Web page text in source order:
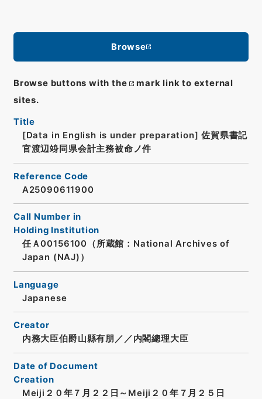
Browse
Browse buttons with the
mark link to external
sites.
Title
[Data in English is under preparation] 佐賀県書記
官渡辺竧同県会計主務被命ノ件
Reference Code
A25090611900
Call Number in
Holding Institution
任Ａ00156100（所蔵館：National Archives of
Japan (NAJ)）
Language
Japanese
Creator
内務大臣伯爵山縣有朋／／内閣總理大臣
Date of Document
Creation
Meiji２０年７月２２日～Meiji２０年７月２５日